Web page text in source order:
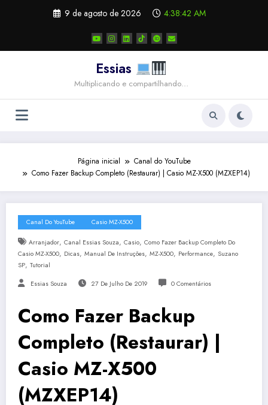
9 de agosto de 2026 4:38:43 AM
Essias
Multiplicando e compartilhando…
Página inicial
Canal do YouTube
Como Fazer Backup Completo (Restaurar) | Casio MZ-X500 (MZXEP14)
Canal Do YouTube Casio MZ-X500
Arranjador, Canal Essias Souza, Casio, Como Fazer Backup Completo Do
Casio MZ-X500, Dicas, Manual De Instruções, MZ-X500, Performance, Suzano
SP, Tutorial
Essias Souza 27 De Julho De 2019 0 Comentários
Como Fazer Backup
Completo (Restaurar) |
Casio MZ-X500
(MZXEP14)